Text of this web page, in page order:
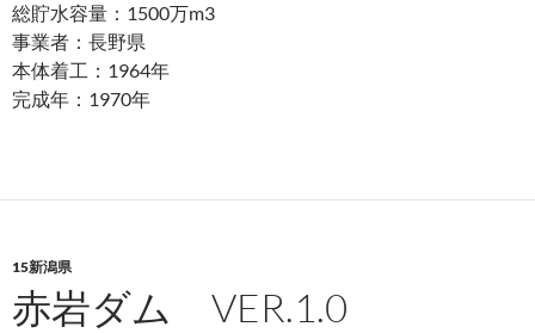
総貯水容量：1500万m3
事業者：長野県
本体着工：1964年
完成年：1970年
15新潟県
赤岩ダム VER.1.0